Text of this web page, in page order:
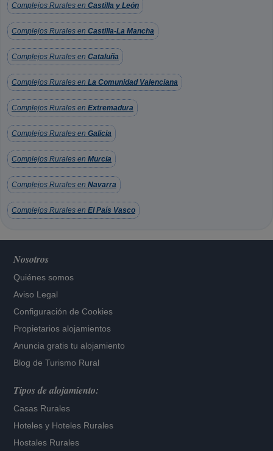
Complejos Rurales en Castilla y León
Complejos Rurales en Castilla-La Mancha
Complejos Rurales en Cataluña
Complejos Rurales en La Comunidad Valenciana
Complejos Rurales en Extremadura
Complejos Rurales en Galicia
Complejos Rurales en Murcia
Complejos Rurales en Navarra
Complejos Rurales en El País Vasco
Nosotros
Quiénes somos
Aviso Legal
Configuración de Cookies
Propietarios alojamientos
Anuncia gratis tu alojamiento
Blog de Turismo Rural
Tipos de alojamiento:
Casas Rurales
Hoteles y Hoteles Rurales
Hostales Rurales